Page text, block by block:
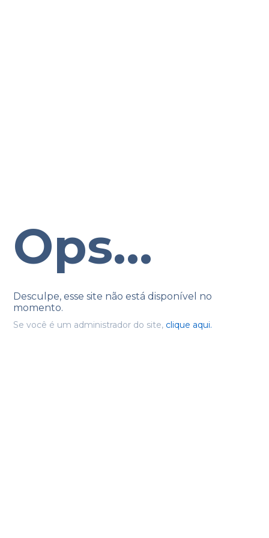
Ops...
Desculpe, esse site não está disponível no
momento.
Se você é um administrador do site, clique aqui.